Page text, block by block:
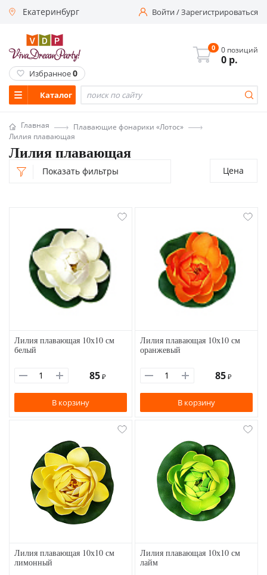
Екатеринбург Войти/Зарегистрироваться
Каталог
0 0 позиций
0 р.
Избранное0
Главная
Плавающие фонарики «Лотос»
Лилия плавающая
Лилия плавающая
Показать фильтры Цена
Лилия плавающая 10х10 см
белый
85 ₽
В корзину
Лилия плавающая 10х10 см
оранжевый
85 ₽
В корзину
Лилия плавающая 10х10 см
лимонный
Лилия плавающая 10х10 см
лайм